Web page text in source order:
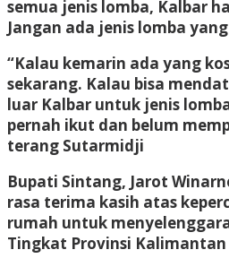
semua jenis lomba, Kalbar
Jangan ada jenis lomba
“Kalau kemarin ada yang
sekarang. Kalau bisa
luar Kalbar untuk jenis
pernah ikut dan belum
terang Sutarmidji
Bupati Sintang, Jarot
rasa terima kasih atas
rumah untuk
Tingkat Provinsi Kalimantan